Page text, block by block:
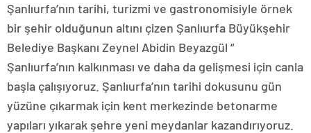
Şanlıurfa’nın tarihi, turizmi ve gastronomisiyle örnek
bir şehir olduğunun altını çizen Şanlıurfa Büyükşehir
Belediye Başkanı Zeynel Abidin Beyazgül “
Şanlıurfa’nın kalkınması ve daha da gelişmesi için canla
başla çalışıyoruz. Şanlıurfa’nın tarihi dokusunu gün
yüzüne çıkarmak için kent merkezinde betonarme
yapıları yıkarak şehre yeni meydanlar kazandırıyoruz.